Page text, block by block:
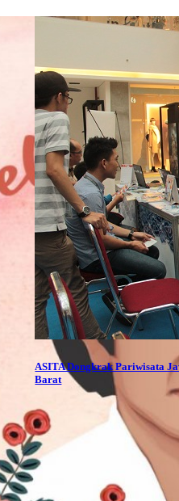
ASITA Dongkrak Pariwisata
Barat